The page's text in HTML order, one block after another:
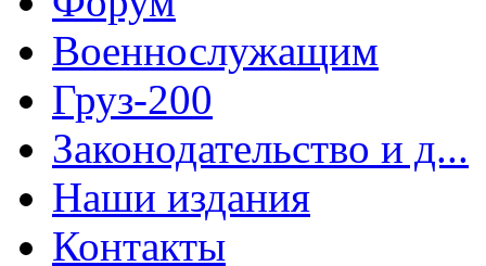
Военнослужащим
Груз-200
Законодательство и д...
Наши издания
Контакты